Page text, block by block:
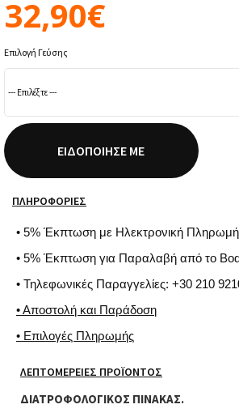
32,90€
Επιλογή Γεύσης
ΕΙΔΟΠΟΊΗΣΈ ΜΕ
ΠΛΗΡΟΦΟΡΊΕΣ
• 5% Έκπτωση με Ηλεκτρονική Πληρωμή
• 5% Έκπτωση για Παραλαβή από το
• Τηλεφωνικές Παραγγελίες: +30 210
• Αποστολή και Παράδοση
• Επιλογές Πληρωμής
ΛΕΠΤΟΜΈΡΕΙΕΣ ΠΡΟΪΌΝΤΟΣ
ΔΙΑΤΡΟΦΟΛΟΓΙΚΟΣ ΠΙΝΑΚΑΣ.